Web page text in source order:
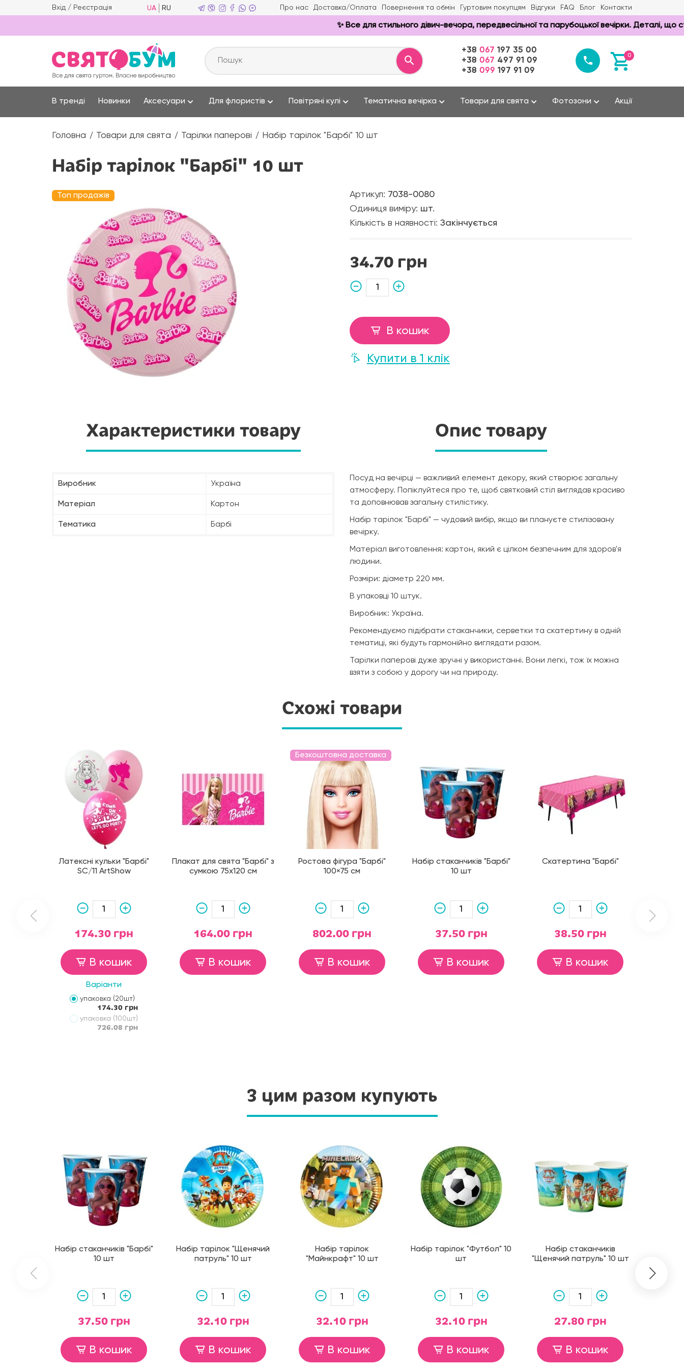
Вхід / Реєстрація UA RU Про нас Доставка/Оплата Повернення та обмін Гуртовим покупцям Відгуки FAQ Блог Контакти
✨ Все для стильного дівич-вечора, передвесільної та парубоцької вечірки. Деталі, що
+38 067 197 35 00
+38 067 497 91 09
+38 099 197 91 09
0
В тренді Новинки Аксесуари Для флористів Повітряні кулі Тематична вечірка Товари для свята Фотозони Акції
Головна Товари для свята Тарілки паперові Набір тарілок "Барбі" 10 шт
Набір тарілок "Барбі" 10 шт
Топ продажів Артикул: 7038-0080
Одиниця виміру: шт.
Кількість в наявності: Закінчується
34.70 грн
В кошик
Купити в 1 клік
Характеристики товару
Виробник Україна
Матеріал Картон
Тематика Барбі
Опис товару
Посуд на вечірці — важливий елемент декору, який створює загальну
атмосферу. Попіклуйтеся про те, щоб святковий стіл виглядав красиво
та доповнював загальну стилістику.
Набір тарілок "Барбі" — чудовий вибір, якщо ви плануєте стилізовану
вечірку.
Матеріал виготовлення: картон, який є цілком безпечним для здоров'я
людини.
Розміри: діаметр 220 мм.
В упаковці 10 штук.
Виробник: Україна.
Рекомендуємо підібрати стаканчики, серветки та скатертину в одній
тематиці, які будуть гармонійно виглядати разом.
Тарілки паперові дуже зручні у використанні. Вони легкі, тож їх можна
взяти з собою у дорогу чи на природу.
Схожі товари
Латексні кульки "Барбі"
SC/11 ArtShow
174.30 грн
В кошик
Варіанти
упаковка (20шт)
174.30 грн
упаковка (100шт)
726.08 грн
Плакат для свята "Барбі" з
сумкою 75х120 см
164.00 грн
В кошик
Безкоштовна доставка
Ростова фігура "Барбі"
100×75 см
802.00 грн
В кошик
Набір стаканчиків "Барбі"
10 шт
37.50 грн
В кошик
Скатертина "Барбі"
38.50 грн
В кошик
З цим разом купують
Набір стаканчиків "Барбі"
10 шт
37.50 грн
В кошик
Набір тарілок "Щенячий
патруль" 10 шт
32.10 грн
В кошик
Набір тарілок
"Майнкрафт" 10 шт
32.10 грн
В кошик
Набір тарілок "Футбол" 10
шт
32.10 грн
В кошик
Набір стаканчиків
"Щенячий патруль" 10 шт
27.80 грн
В кошик